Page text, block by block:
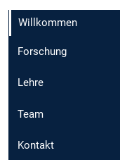
Willkommen
Forschung
Lehre
Team
Kontakt